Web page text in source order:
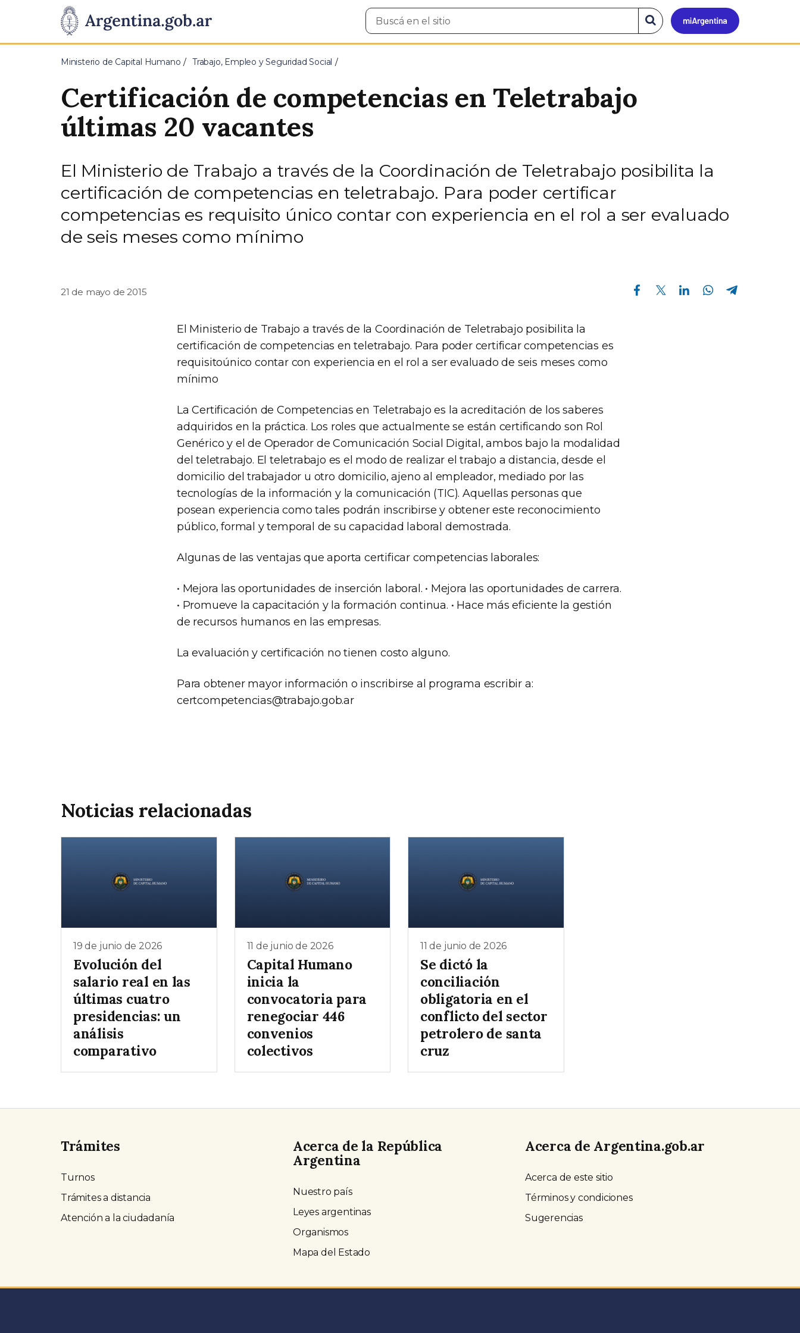
Presidencia
de
Pasar al contenido principal
Mi
Buscar
en
Buscar
en
el
Ministerio de Capital Humano Trabajo, Empleo y Seguridad Social
Certificación de competencias en Teletrabajo
últimas 20 vacantes
El Ministerio de Trabajo a través de la Coordinación de Teletrabajo posibilita la
certificación de competencias en teletrabajo. Para poder certificar
competencias es requisito único contar con experiencia en el rol a ser evaluado
de seis meses como mínimo
21 de mayo de 2015
Compartir en Facebook Compartir en Twitter Compartir en Linkedin Compartir en Whatsapp
El Ministerio de Trabajo a través de la Coordinación de Teletrabajo posibilita la
certificación de competencias en teletrabajo. Para poder certificar competencias es
requisitoúnico contar con experiencia en el rol a ser evaluado de seis meses como
mínimo
La Certificación de Competencias en Teletrabajo es la acreditación de los saberes
adquiridos en la práctica. Los roles que actualmente se están certificando son Rol
Genérico y el de Operador de Comunicación Social Digital, ambos bajo la modalidad
del teletrabajo. El teletrabajo es el modo de realizar el trabajo a distancia, desde el
domicilio del trabajador u otro domicilio, ajeno al empleador, mediado por las
tecnologías de la información y la comunicación (TIC). Aquellas personas que
posean experiencia como tales podrán inscribirse y obtener este reconocimiento
público, formal y temporal de su capacidad laboral demostrada.
Algunas de las ventajas que aporta certificar competencias laborales:
• Mejora las oportunidades de inserción laboral. • Mejora las oportunidades de carrera.
• Promueve la capacitación y la formación continua. • Hace más eficiente la gestión
de recursos humanos en las empresas.
La evaluación y certificación no tienen costo alguno.
Para obtener mayor información o inscribirse al programa escribir a:
certcompetencias@trabajo.gob.ar
Noticias relacionadas
19 de junio de 2026
Evolución del
salario real en las
últimas cuatro
presidencias: un
análisis
comparativo
11 de junio de 2026
Capital Humano
inicia la
convocatoria para
renegociar 446
convenios
colectivos
11 de junio de 2026
Se dictó la
conciliación
obligatoria en el
conflicto del sector
petrolero de santa
cruz
Trámites
Turnos
Trámites a distancia
Atención a la ciudadanía
Acerca de la República
Argentina
Nuestro país
Leyes argentinas
Organismos
Mapa del Estado
Acerca de Argentina.gob.ar
Acerca de este sitio
Términos y condiciones
Sugerencias